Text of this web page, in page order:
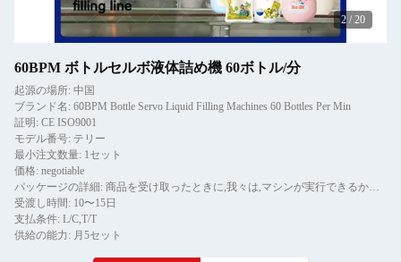
2 / 20
60BPM ボトルセルボ液体詰め機 60ボトル/分
起源の場所: 中国
ブランド名: 60BPM Bottle Servo Liquid Filling Machines 60 Bottles Per Min
証明: CE ISO9001
モデル番号: テリー
最小注文数量: 1セット
価格: negotiable
パッケージの詳細: 商品を受け取ったときに,我々は,マシンが実行できるかどうかを確認します.包裹を開けて,商品が良い状態にあるか確認してください.箱が壊れたり,別の状況で
受渡し時間: 10〜15日
支払条件: L/C,T/T
供給の能力: 月5セット